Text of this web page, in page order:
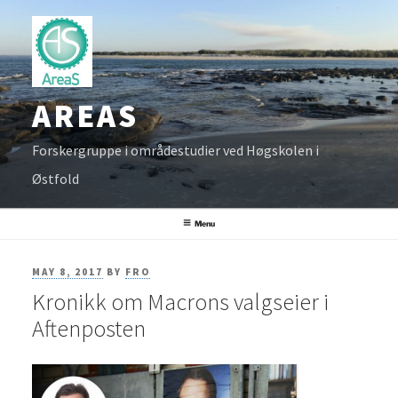
content
AREAS
Forskergruppe i områdestudier ved Høgskolen i
Østfold
Menu
POSTED
ON
MAY 8, 2017 BY FRO
Kronikk om Macrons valgseier i
Aftenposten